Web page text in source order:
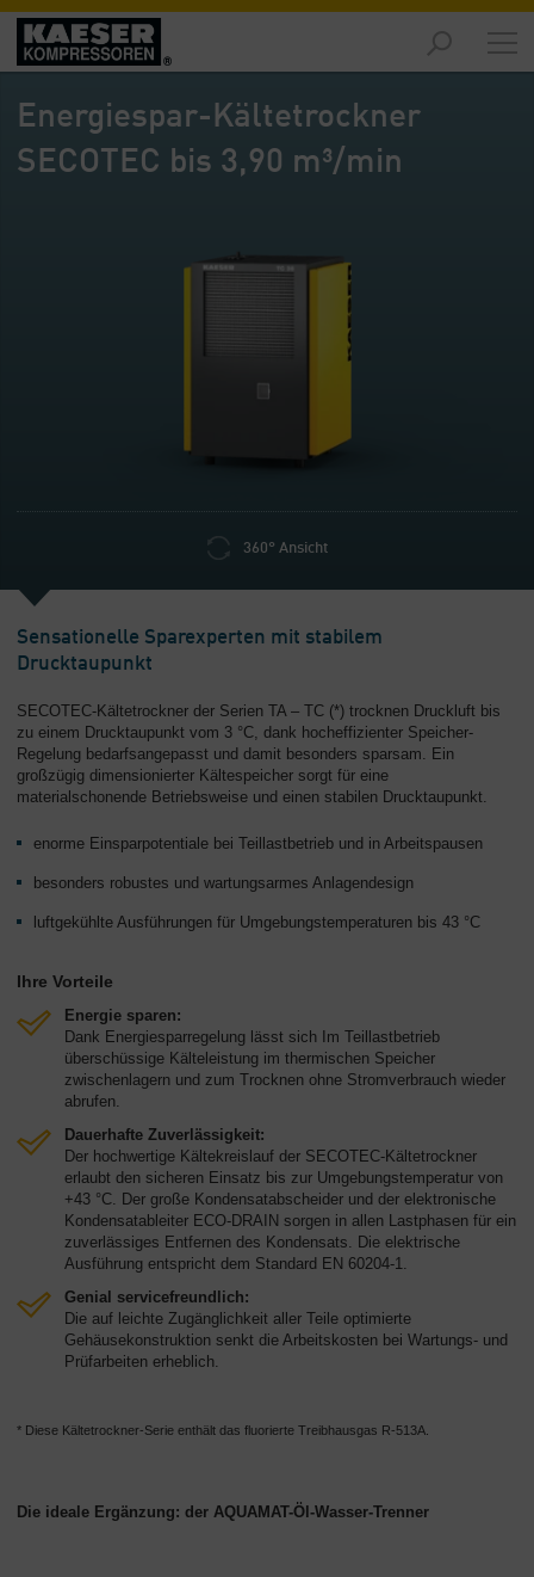
Produkte
-
Übersicht
Märkte
Energiespar-Kältetrockner
SECOTEC bis 3,90 m³/min
360° Ansicht
Sensationelle Sparexperten mit stabilem
Drucktaupunkt
SECOTEC-Kältetrockner der Serien TA – TC (*) trocknen Druckluft bis
zu einem Drucktaupunkt vom 3 °C, dank hocheffizienter Speicher-
Regelung bedarfsangepasst und damit besonders sparsam. Ein
großzügig dimensionierter Kältespeicher sorgt für eine
materialschonende Betriebsweise und einen stabilen Drucktaupunkt.
enorme Einsparpotentiale bei Teillastbetrieb und in Arbeitspausen
besonders robustes und wartungsarmes Anlagendesign
luftgekühlte Ausführungen für Umgebungstemperaturen bis 43 °C
Ihre Vorteile
Energie sparen:
Dank Energiesparregelung lässt sich Im Teillastbetrieb
überschüssige Kälteleistung im thermischen Speicher
zwischenlagern und zum Trocknen ohne Stromverbrauch wieder
abrufen.
Dauerhafte Zuverlässigkeit:
Der hochwertige Kältekreislauf der SECOTEC-Kältetrockner
erlaubt den sicheren Einsatz bis zur Umgebungstemperatur von
+43 °C. Der große Kondensatabscheider und der elektronische
Kondensatableiter ECO-DRAIN sorgen in allen Lastphasen für ein
zuverlässiges Entfernen des Kondensats. Die elektrische
Ausführung entspricht dem Standard EN 60204-1.
Genial servicefreundlich:
Die auf leichte Zugänglichkeit aller Teile optimierte
Gehäusekonstruktion senkt die Arbeitskosten bei Wartungs- und
Prüfarbeiten erheblich.
* Diese Kältetrockner-Serie enthält das fluorierte Treibhausgas R-513A.
Die ideale Ergänzung: der AQUAMAT-Öl-Wasser-Trenner